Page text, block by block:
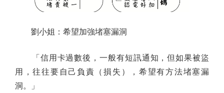
劉小姐：希望加強堵塞漏洞
「信用卡過數後，一般有短訊通知，但如果被盜
用，往往要自己負責（損失），希望有方法堵塞漏
洞。」